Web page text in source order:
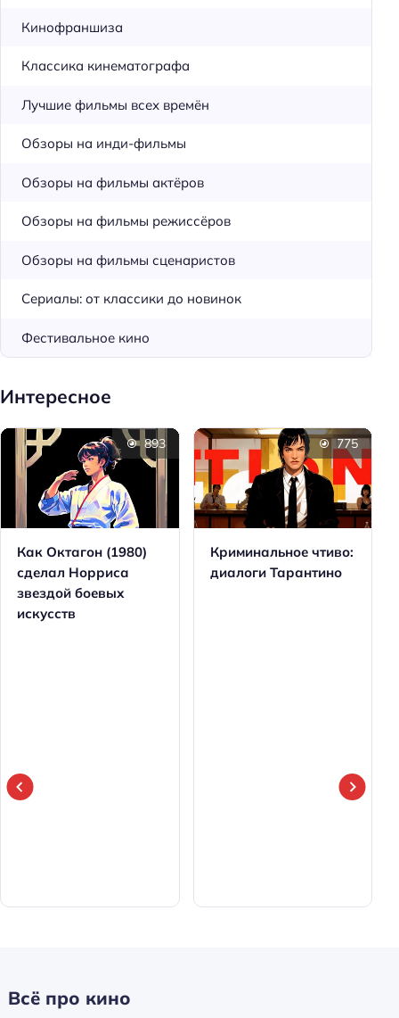
Кинофраншиза
Классика кинематографа
Лучшие фильмы всех времён
Обзоры на инди-фильмы
Обзоры на фильмы актёров
Обзоры на фильмы режиссёров
Обзоры на фильмы сценаристов
Сериалы: от классики до новинок
Фестивальное кино
Интересное
Как Октагон (1980)
сделал Норриса
звездой боевых
искусств
893
Криминальное чтиво:
диалоги Тарантино
775
Всё про кино